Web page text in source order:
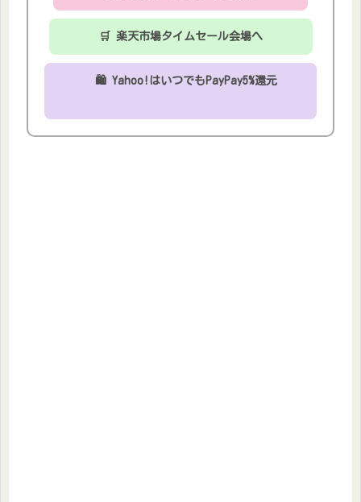
🛒 楽天市場タイムセール会場へ
🛍 Yahoo!はいつでもPayPay5%還元